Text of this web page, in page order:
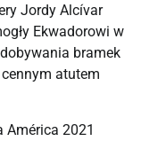
Jordy Alcívar
Ekwadorowi w
bramek
atutem
América 2021